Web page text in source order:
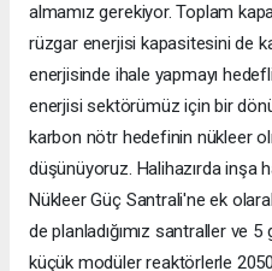
almamız gerekiyor. Toplam
rüzgar enerjisi kapasitesini de
enerjisinde ihale yapmayı
enerjisi sektörümüz için bir
karbon nötr hedefinin nükleer
düşünüyoruz. Halihazırda inşa
Nükleer Güç Santrali'ne ek
de planladığımız santraller ve
küçük modüler reaktörlerle